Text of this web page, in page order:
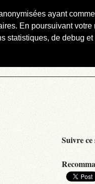
ayant
En poursuivant votre
statistiques, de debug et
Suivre ce